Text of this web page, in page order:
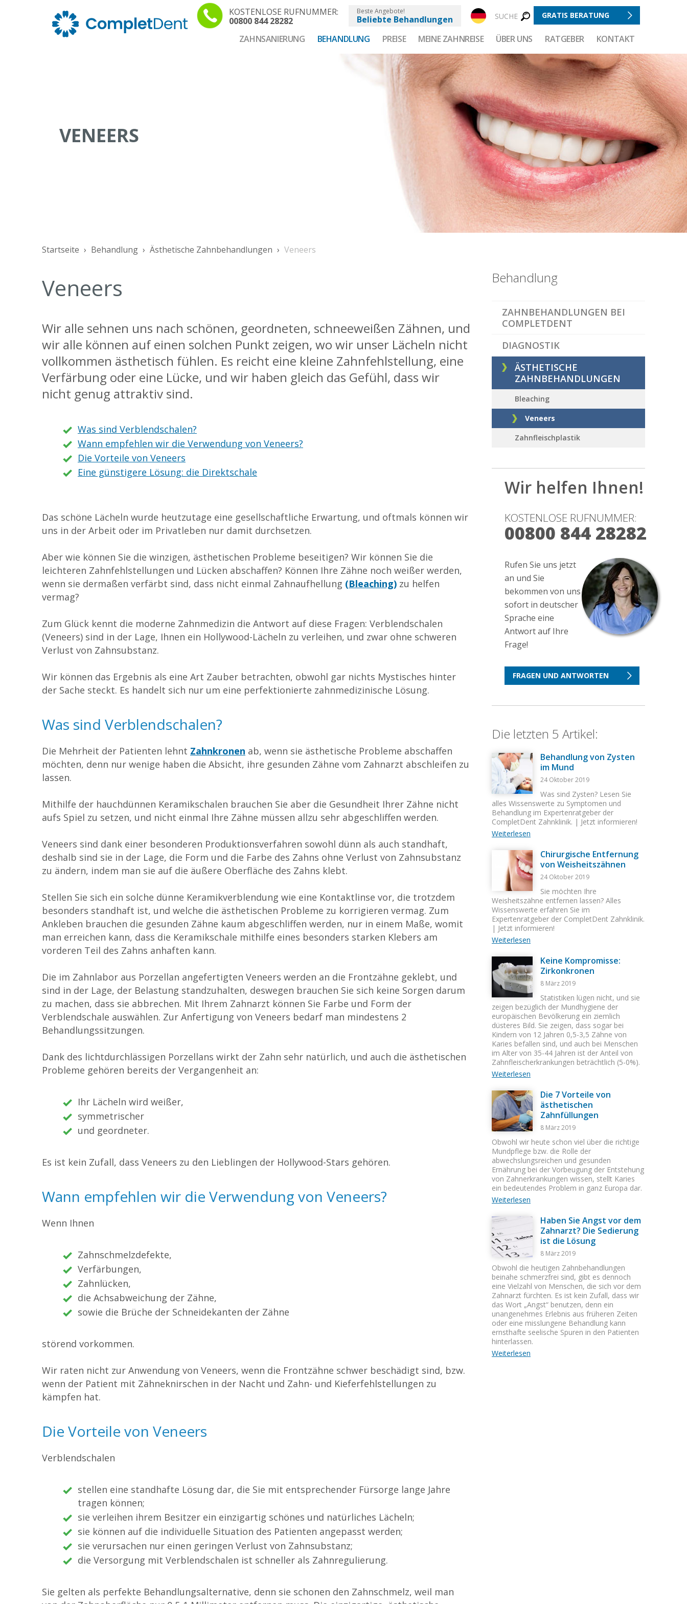
KOSTENLOSE RUFNUMMER:
00800 844 28282
Beste Angebote!
Beliebte Behandlungen
ZAHNSANIERUNG
BEHANDLUNG PREISE MEINE ZAHNREISE ÜBER UNS RATGEBER KONTAKT
SUCHE GRATIS BERATUNG
VENEERS
Startseite Behandlung Ästhetische Zahnbehandlungen Veneers
Veneers
Wir alle sehnen uns nach schönen, geordneten, schneeweißen Zähnen, und
wir alle können auf einen solchen Punkt zeigen, wo wir unser Lächeln nicht
vollkommen ästhetisch fühlen. Es reicht eine kleine Zahnfehlstellung, eine
Verfärbung oder eine Lücke, und wir haben gleich das Gefühl, dass wir
nicht genug attraktiv sind.
Was sind Verblendschalen?
Wann empfehlen wir die Verwendung von Veneers?
Die Vorteile von Veneers
Eine günstigere Lösung: die Direktschale
Das schöne Lächeln wurde heutzutage eine gesellschaftliche Erwartung, und oftmals können wir
uns in der Arbeit oder im Privatleben nur damit durchsetzen.
Aber wie können Sie die winzigen, ästhetischen Probleme beseitigen? Wir können Sie die
leichteren Zahnfehlstellungen und Lücken abschaffen? Können Ihre Zähne noch weißer werden,
wenn sie dermaßen verfärbt sind, dass nicht einmal Zahnaufhellung (Bleaching) zu helfen
vermag?
Zum Glück kennt die moderne Zahnmedizin die Antwort auf diese Fragen: Verblendschalen
(Veneers) sind in der Lage, Ihnen ein Hollywood-Lächeln zu verleihen, und zwar ohne schweren
Verlust von Zahnsubstanz.
Wir können das Ergebnis als eine Art Zauber betrachten, obwohl gar nichts Mystisches hinter
der Sache steckt. Es handelt sich nur um eine perfektionierte zahnmedizinische Lösung.
Was sind Verblendschalen?
Die Mehrheit der Patienten lehnt Zahnkronen ab, wenn sie ästhetische Probleme abschaffen
möchten, denn nur wenige haben die Absicht, ihre gesunden Zähne vom Zahnarzt abschleifen zu
lassen.
Mithilfe der hauchdünnen Keramikschalen brauchen Sie aber die Gesundheit Ihrer Zähne nicht
aufs Spiel zu setzen, und nicht einmal Ihre Zähne müssen allzu sehr abgeschliffen werden.
Veneers sind dank einer besonderen Produktionsverfahren sowohl dünn als auch standhaft,
deshalb sind sie in der Lage, die Form und die Farbe des Zahns ohne Verlust von Zahnsubstanz
zu ändern, indem man sie auf die äußere Oberfläche des Zahns klebt.
Stellen Sie sich ein solche dünne Keramikverblendung wie eine Kontaktlinse vor, die trotzdem
besonders standhaft ist, und welche die ästhetischen Probleme zu korrigieren vermag. Zum
Ankleben brauchen die gesunden Zähne kaum abgeschliffen werden, nur in einem Maße, womit
man erreichen kann, dass die Keramikschale mithilfe eines besonders starken Klebers am
vorderen Teil des Zahns anhaften kann.
Die im Zahnlabor aus Porzellan angefertigten Veneers werden an die Frontzähne geklebt, und
sind in der Lage, der Belastung standzuhalten, deswegen brauchen Sie sich keine Sorgen darum
zu machen, dass sie abbrechen. Mit Ihrem Zahnarzt können Sie Farbe und Form der
Verblendschale auswählen. Zur Anfertigung von Veneers bedarf man mindestens 2
Behandlungssitzungen.
Dank des lichtdurchlässigen Porzellans wirkt der Zahn sehr natürlich, und auch die ästhetischen
Probleme gehören bereits der Vergangenheit an:
Ihr Lächeln wird weißer,
symmetrischer
und geordneter.
Es ist kein Zufall, dass Veneers zu den Lieblingen der Hollywood-Stars gehören.
Wann empfehlen wir die Verwendung von Veneers?
Wenn Ihnen
Zahnschmelzdefekte,
Verfärbungen,
Zahnlücken,
die Achsabweichung der Zähne,
sowie die Brüche der Schneidekanten der Zähne
störend vorkommen.
Wir raten nicht zur Anwendung von Veneers, wenn die Frontzähne schwer beschädigt sind, bzw.
wenn der Patient mit Zähneknirschen in der Nacht und Zahn- und Kieferfehlstellungen zu
kämpfen hat.
Die Vorteile von Veneers
Verblendschalen
stellen eine standhafte Lösung dar, die Sie mit entsprechender Fürsorge lange Jahre
tragen können;
sie verleihen ihrem Besitzer ein einzigartig schönes und natürliches Lächeln;
sie können auf die individuelle Situation des Patienten angepasst werden;
sie verursachen nur einen geringen Verlust von Zahnsubstanz;
die Versorgung mit Verblendschalen ist schneller als Zahnregulierung.
Sie gelten als perfekte Behandlungsalternative, denn sie schonen den Zahnschmelz, weil man
Behandlung
ZAHNBEHANDLUNGEN BEI
COMPLETDENT
DIAGNOSTIK
ÄSTHETISCHE
ZAHNBEHANDLUNGEN
Bleaching
Veneers
Zahnfleischplastik
Wir helfen Ihnen!
KOSTENLOSE RUFNUMMER:
00800 844 28282
Rufen Sie uns jetzt
an und Sie
bekommen von uns
sofort in deutscher
Sprache eine
Antwort auf Ihre
Frage!
FRAGEN UND ANTWORTEN
Die letzten 5 Artikel:
Behandlung von Zysten
im Mund
24 Oktober 2019
Was sind Zysten? Lesen Sie
alles Wissenswerte zu Symptomen und
Behandlung im Expertenratgeber der
CompletDent Zahnklinik. | Jetzt informieren!
Weiterlesen
Chirurgische Entfernung
von Weisheitszähnen
24 Oktober 2019
Sie möchten Ihre
Weisheitszähne entfernen lassen? Alles
Wissenswerte erfahren Sie im
Expertenratgeber der CompletDent Zahnklinik.
| Jetzt informieren!
Weiterlesen
Keine Kompromisse:
Zirkonkronen
8 März 2019
Statistiken lügen nicht, und sie
zeigen bezüglich der Mundhygiene der
europäischen Bevölkerung ein ziemlich
düsteres Bild. Sie zeigen, dass sogar bei
Kindern von 12 Jahren 0,5-3,5 Zähne von
Karies befallen sind, und auch bei Menschen
im Alter von 35-44 Jahren ist der Anteil von
Zahnfleischerkrankungen beträchtlich (5-0%).
Weiterlesen
Die 7 Vorteile von
ästhetischen
Zahnfüllungen
8 März 2019
Obwohl wir heute schon viel über die richtige
Mundpflege bzw. die Rolle der
abwechslungsreichen und gesunden
Ernährung bei der Vorbeugung der Entstehung
von Zahnerkrankungen wissen, stellt Karies
ein bedeutendes Problem in ganz Europa dar.
Weiterlesen
Haben Sie Angst vor dem
Zahnarzt? Die Sedierung
ist die Lösung
8 März 2019
Obwohl die heutigen Zahnbehandlungen
beinahe schmerzfrei sind, gibt es dennoch
eine Vielzahl von Menschen, die sich vor dem
Zahnarzt fürchten. Es ist kein Zufall, dass wir
das Wort „Angst“ benutzen, denn ein
unangenehmes Erlebnis aus früheren Zeiten
oder eine misslungene Behandlung kann
ernsthafte seelische Spuren in den Patienten
hinterlassen.
Weiterlesen